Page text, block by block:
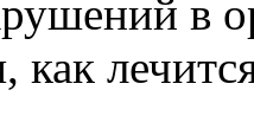
в
как